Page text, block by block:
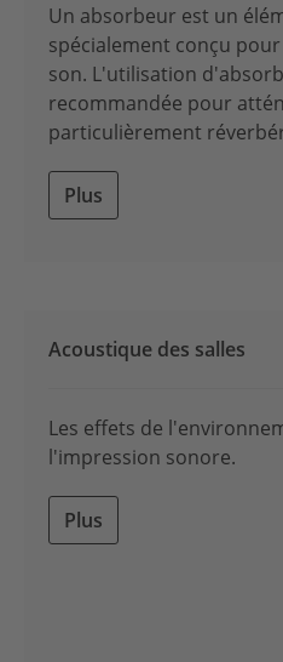
Un absorbeur est un
spécialement conçu
son. L'utilisation
recommandée pour
particulièrement
Plus
Acoustique des salles
Les effets de
l'impression sonore.
Plus